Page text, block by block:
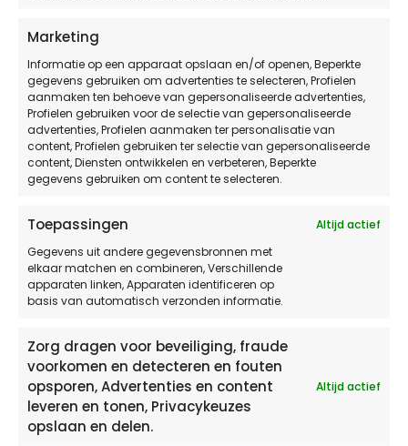
Marketing
Informatie op een apparaat opslaan en/of openen, Beperkte
gegevens gebruiken om advertenties te selecteren, Profielen
aanmaken ten behoeve van gepersonaliseerde advertenties,
Profielen gebruiken voor de selectie van gepersonaliseerde
advertenties, Profielen aanmaken ter personalisatie van
content, Profielen gebruiken ter selectie van gepersonaliseerde
content, Diensten ontwikkelen en verbeteren, Beperkte
gegevens gebruiken om content te selecteren.
Toepassingen
Altijd actief
Gegevens uit andere gegevensbronnen met
elkaar matchen en combineren, Verschillende
apparaten linken, Apparaten identificeren op
basis van automatisch verzonden informatie.
Zorg dragen voor beveiliging, fraude
voorkomen en detecteren en fouten
opsporen, Advertenties en content
leveren en tonen, Privacykeuzes
opslaan en delen.
Altijd actief
offerte – vrijblijvend.
> Scios Scope 12
> Scios Scope 10 en Scios Scope 12 combineren